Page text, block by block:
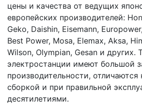
цены и качества от ведущих
европейских производителей:
Geko, Daishin, Eisemann,
Best Power, Mosa, Elemax, Aksa,
Wilson, Olympian, Gesan и других.
электростанции имеют большой
производительности, отличаются
сборкой и при правильной
десятилетиями.